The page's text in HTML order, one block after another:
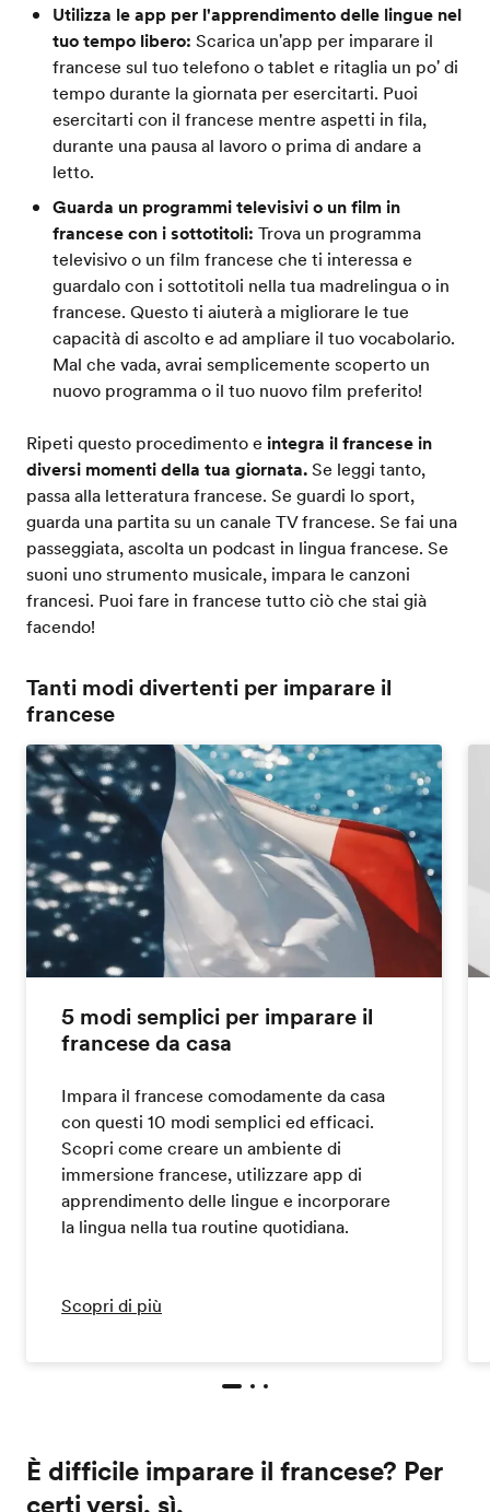
Utilizza le app per l'apprendimento delle lingue nel
tuo tempo libero: Scarica un'app per imparare il
francese sul tuo telefono o tablet e ritaglia un po' di
tempo durante la giornata per esercitarti. Puoi
esercitarti con il francese mentre aspetti in fila,
durante una pausa al lavoro o prima di andare a
letto.
Guarda un programmi televisivi o un film in
francese con i sottotitoli: Trova un programma
televisivo o un film francese che ti interessa e
guardalo con i sottotitoli nella tua madrelingua o in
francese. Questo ti aiuterà a migliorare le tue
capacità di ascolto e ad ampliare il tuo vocabolario.
Mal che vada, avrai semplicemente scoperto un
nuovo programma o il tuo nuovo film preferito!
Ripeti questo procedimento e integra il francese in
diversi momenti della tua giornata.Se leggi tanto,
passa alla letteratura francese. Se guardi lo sport,
guarda una partita su un canale TV francese. Se fai una
passeggiata, ascolta un podcast in lingua francese. Se
suoni uno strumento musicale, impara le canzoni
francesi. Puoi fare in francese tutto ciò che stai già
facendo!
Tanti modi divertenti per imparare il
francese
5 modi semplici per imparare il
francese da casa
Impara il francese comodamente da casa
con questi 10 modi semplici ed efficaci.
Scopri come creare un ambiente di
immersione francese, utilizzare app di
apprendimento delle lingue e incorporare
la lingua nella tua routine quotidiana.
Scopri di più
È difficile imparare il francese? Per